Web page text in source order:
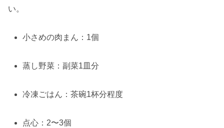
い。
小さめの肉まん：1個
蒸し野菜：副菜1皿分
冷凍ごはん：茶碗1杯分程度
点心：2〜3個